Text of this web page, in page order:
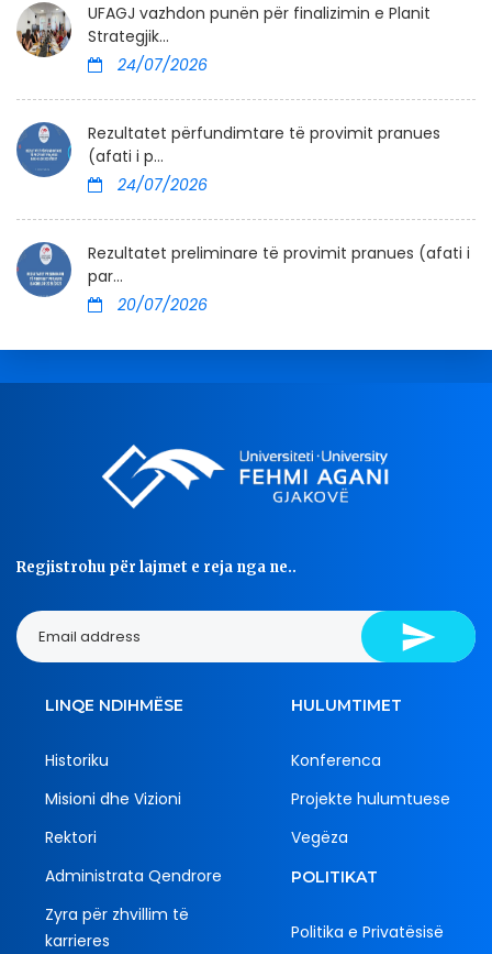
UFAGJ vazhdon punën për finalizimin e Planit
Strategjik...
24/07/2026
Rezultatet përfundimtare të provimit pranues
(afati i p...
24/07/2026
Rezultatet preliminare të provimit pranues (afati i
par...
20/07/2026
Regjistrohu për lajmet e reja nga ne..
LINQE NDIHMËSE
Historiku
Misioni dhe Vizioni
Rektori
Administrata Qendrore
Zyra për zhvillim të
karrieres
HULUMTIMET
Konferenca
Projekte hulumtuese
Vegëza
POLITIKAT
Politika e Privatësisë